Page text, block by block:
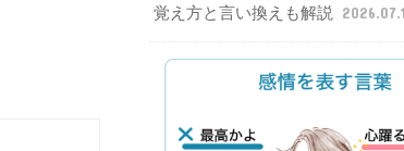
覚え方と言い換えも解説